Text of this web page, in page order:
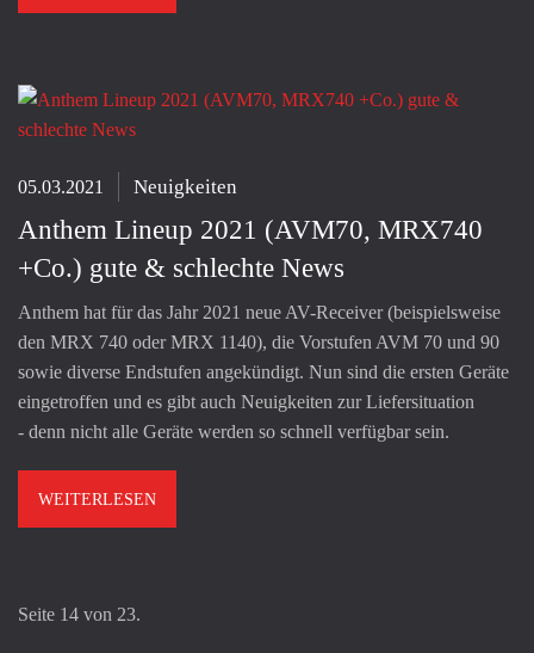
05.03.2021 Neuigkeiten
Anthem Lineup 2021 (AVM70, MRX740
+Co.) gute & schlechte News
Anthem hat für das Jahr 2021 neue AV-Receiver (beispielsweise
den MRX 740 oder MRX 1140), die Vorstufen AVM 70 und 90
sowie diverse Endstufen angekündigt. Nun sind die ersten Geräte
eingetroffen und es gibt auch Neuigkeiten zur Liefersituation
- denn nicht alle Geräte werden so schnell verfügbar sein.
WEITERLESEN
Seite 14 von 23.